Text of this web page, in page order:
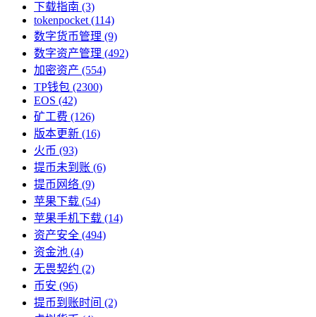
下载指南 (3)
tokenpocket (114)
数字货币管理 (9)
数字资产管理 (492)
加密资产 (554)
TP钱包 (2300)
EOS (42)
矿工费 (126)
版本更新 (16)
火币 (93)
提币未到账 (6)
提币网络 (9)
苹果下载 (54)
苹果手机下载 (14)
资产安全 (494)
资金池 (4)
无畏契约 (2)
币安 (96)
提币到账时间 (2)